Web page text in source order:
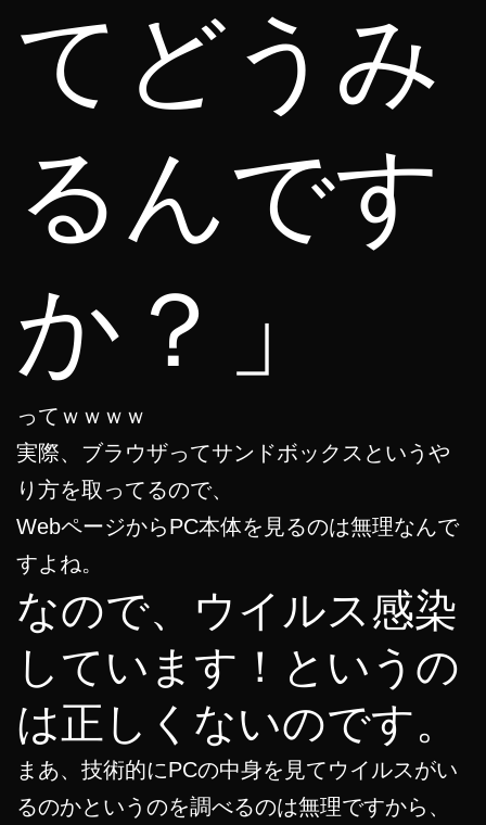
てどうみ
るんです
か？」
ってｗｗｗｗ
実際、ブラウザってサンドボックスというや
り方を取ってるので、
WebページからPC本体を見るのは無理なんで
すよね。
なので、ウイルス感染
しています！というの
は正しくないのです。
まあ、技術的にPCの中身を見てウイルスがい
るのかというのを調べるのは無理ですから、